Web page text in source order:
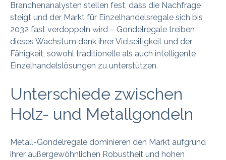
Branchenanalysten stellen fest, dass die Nachfrage
steigt und der Markt für Einzelhandelsregale sich bis
2032 fast verdoppeln wird – Gondelregale treiben
dieses Wachstum dank ihrer Vielseitigkeit und der
Fähigkeit, sowohl traditionelle als auch intelligente
Einzelhandelslösungen zu unterstützen.
Unterschiede zwischen
Holz- und Metallgondeln
Metall-Gondelregale dominieren den Markt aufgrund
ihrer außergewöhnlichen Robustheit und hohen